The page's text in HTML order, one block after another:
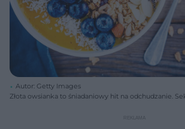
Autor: Getty Images
Złota owsianka to śniadaniowy hit na odchudzanie.